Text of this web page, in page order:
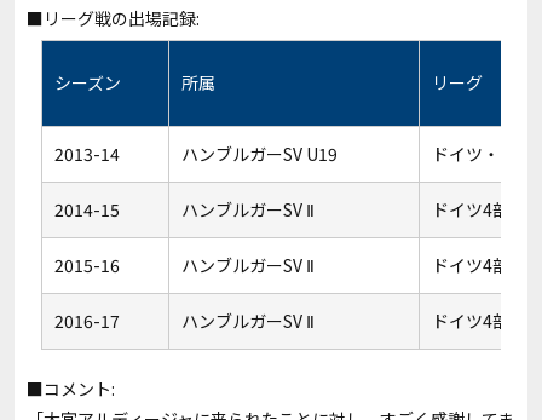
■リーグ戦の出場記録:
シーズン 所属 リーグ
2013-14 ハンブルガーSV U19 ドイツ・ジュ
2014-15 ハンブルガーSV Ⅱ ドイツ4部
2015-16 ハンブルガーSV Ⅱ ドイツ4部
2016-17 ハンブルガーSV Ⅱ ドイツ4部
■コメント: